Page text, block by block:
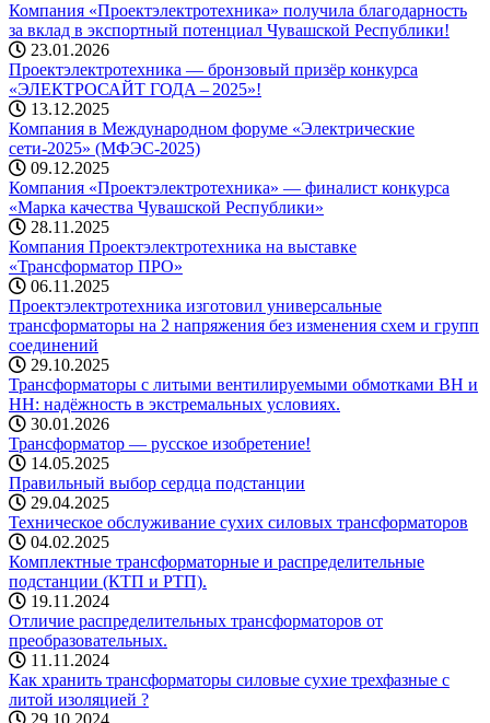
Компания «Проектэлектротехника» получила благодарность
за вклад в экспортный потенциал Чувашской Республики!
23.01.2026
Проектэлектротехника — бронзовый призёр конкурса
«ЭЛЕКТРОСАЙТ ГОДА – 2025»!
13.12.2025
Компания в Международном форуме «Электрические
сети-2025» (МФЭС-2025)
09.12.2025
Компания «Проектэлектротехника» — финалист конкурса
«Марка качества Чувашской Республики»
28.11.2025
Компания Проектэлектротехника на выставке
«Трансформатор ПРО»
06.11.2025
Проектэлектротехника изготовил универсальные
трансформаторы на 2 напряжения без изменения схем и групп
соединений
29.10.2025
Трансформаторы с литыми вентилируемыми обмотками ВН и
НН: надёжность в экстремальных условиях.
30.01.2026
Трансформатор — русское изобретение!
14.05.2025
Правильный выбор сердца подстанции
29.04.2025
Техническое обслуживание сухих силовых трансформаторов
04.02.2025
Комплектные трансформаторные и распределительные
подстанции (КТП и РТП).
19.11.2024
Отличие распределительных трансформаторов от
преобразовательных.
11.11.2024
Как хранить трансформаторы силовые сухие трехфазные с
литой изоляцией ?
29.10.2024